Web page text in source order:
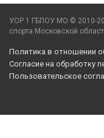
УОР 1 ГБПОУ МО © 2010-
спорта Московской
Политика в отношении
Согласие на обработку
Пользовательское